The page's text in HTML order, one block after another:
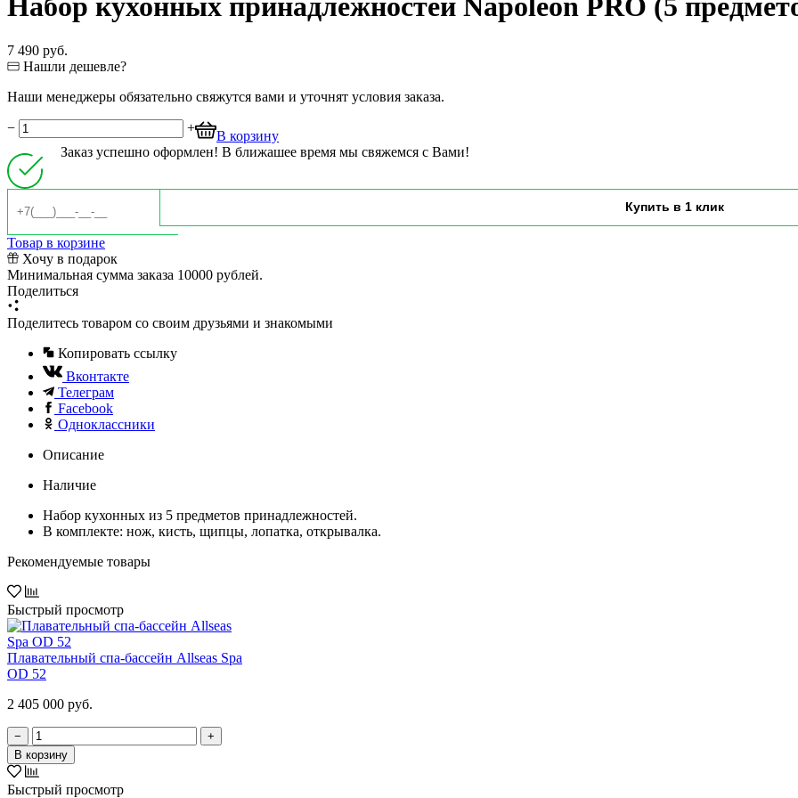
Набор кухонных принадлежностей Napoleon PRO (5
7 490 руб.
Нашли дешевле?
Наши менеджеры обязательно свяжутся вами и уточнят условия заказа.
− +
В корзину
Заказ успешно оформлен! В ближашее время мы свяжемся с Вами!
Товар в корзине
Хочу в подарок
Минимальная сумма заказа 10000 рублей.
Поделиться
Поделитесь товаром со своим друзьями и знакомыми
Копировать ссылку
Вконтакте
Телеграм
Facebook
Одноклассники
Описание
Наличие
Набор кухонных из 5 предметов принадлежностей.
В комплекте: нож, кисть, щипцы, лопатка, открывалка.
Рекомендуемые товары
Быстрый просмотр
Плавательный спа-бассейн Allseas Spa
OD 52
2 405 000 руб.
−
+
В корзину
Быстрый просмотр